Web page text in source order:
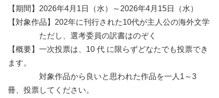
【期間】2026年4月1日（水）～2026年4月15日（水）
【対象作品】202年に刊行された10代が主人公の海外文学
ただし、選考委員の訳書はのぞく
【概要】一次投票は、10 代 に限らずどなたでも投票でき
ます。
対象作品から良いと思われた作品を一人1～3
冊、投票してください。